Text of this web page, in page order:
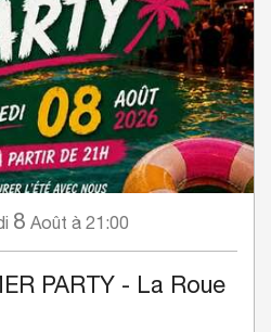
8 Août à 21:00
PARTY - La Roue